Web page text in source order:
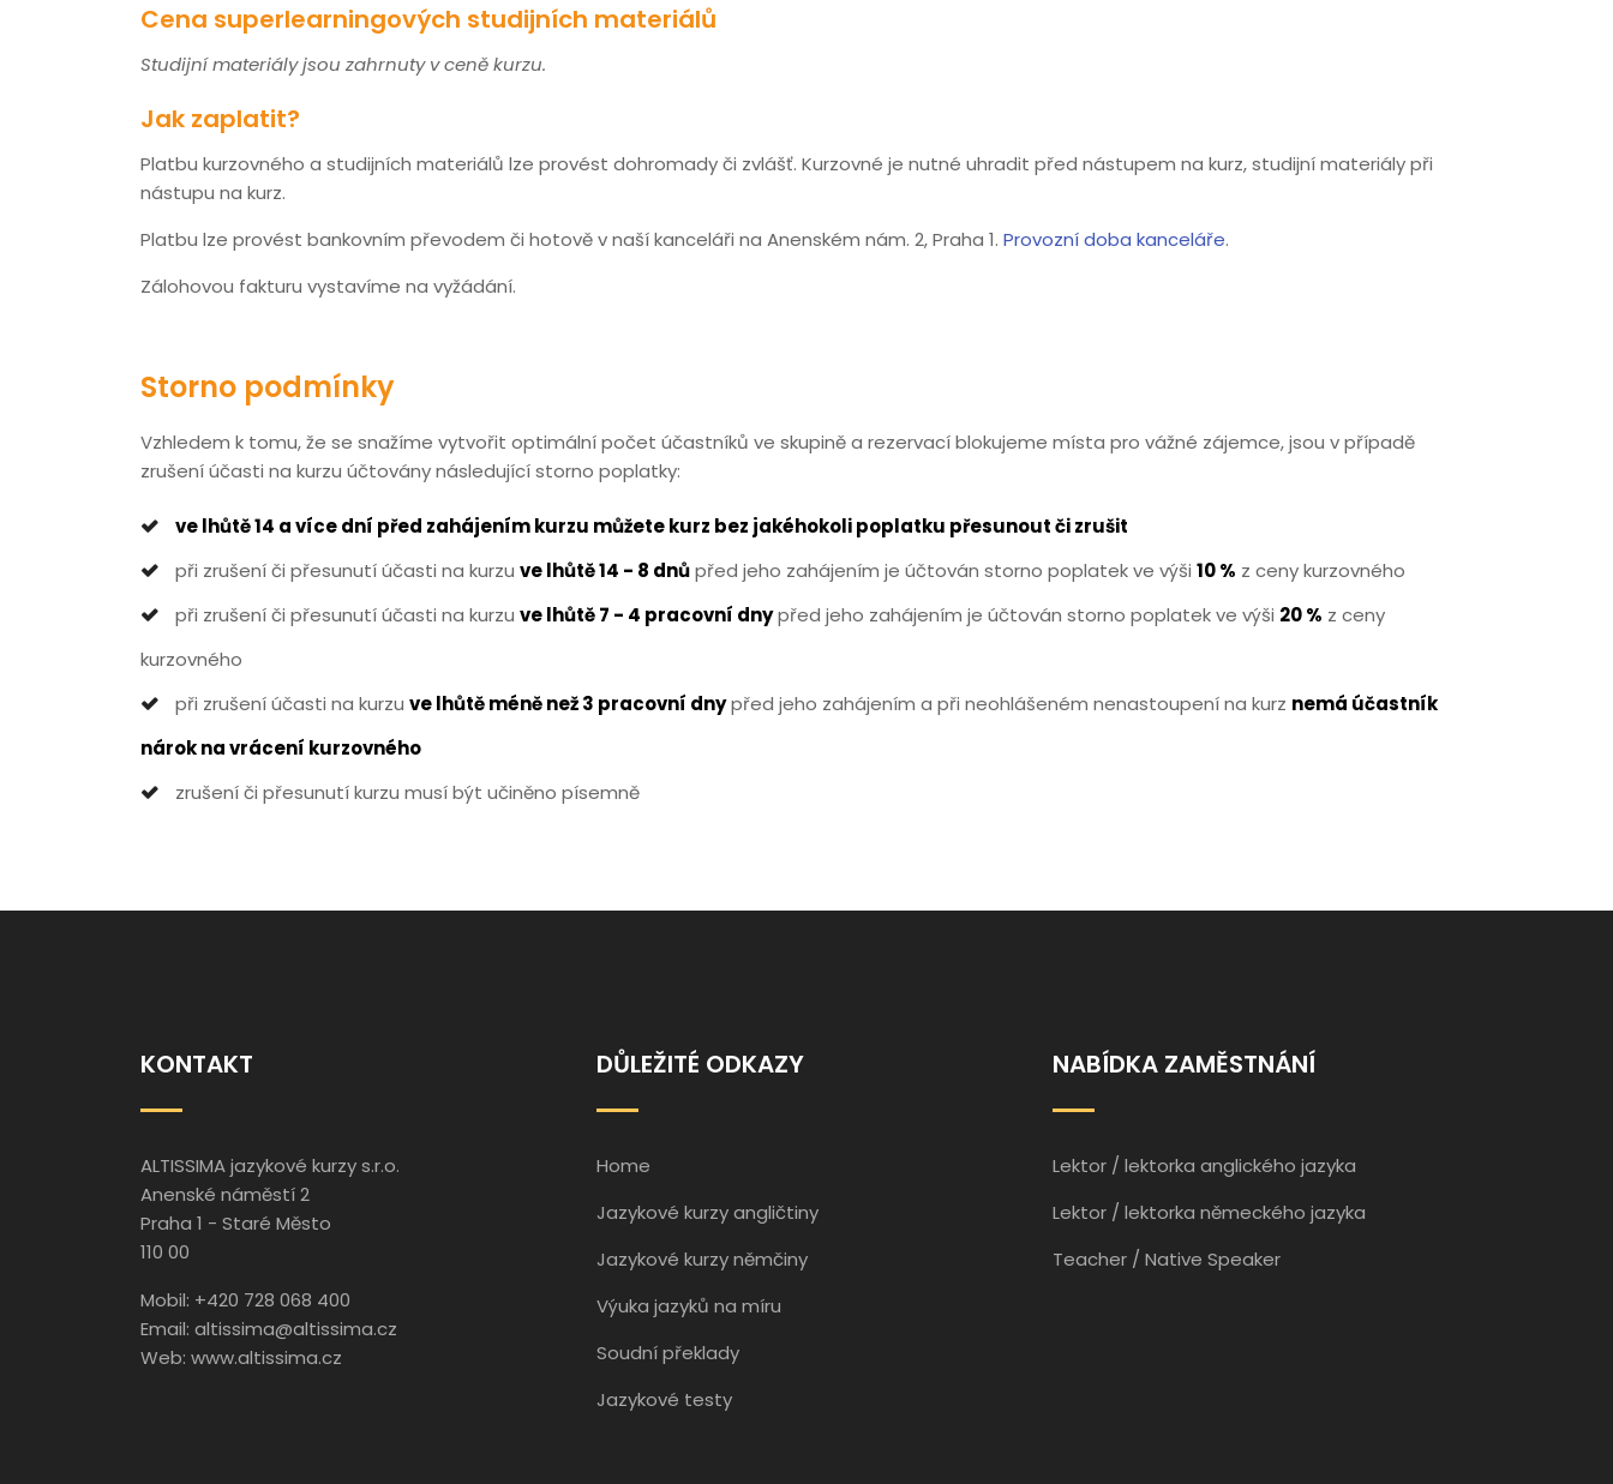
Cena superlearningových studijních materiálů
Studijní materiály jsou zahrnuty v ceně kurzu.
Jak zaplatit?
Platbu kurzovného a studijních materiálů lze provést dohromady či zvlášť. Kurzovné je nutné uhradit před nástupem na kurz, studijní materiály při
nástupu na kurz.
Platbu lze provést bankovním převodem či hotově v naší kanceláři na Anenském nám. 2, Praha 1. Provozní doba kanceláře.
Zálohovou fakturu vystavíme na vyžádání.
Storno podmínky
Vzhledem k tomu, že se snažíme vytvořit optimální počet účastníků ve skupině a rezervací blokujeme místa pro vážné zájemce, jsou v případě
zrušení účasti na kurzu účtovány následující storno poplatky:
ve lhůtě 14 a více dní před zahájením kurzu můžete kurz bez jakéhokoli poplatku přesunout či zrušit
při zrušení či přesunutí účasti na kurzu ve lhůtě 14 - 8 dnůpřed jeho zahájením je účtován storno poplatek ve výši 10 % z ceny kurzovného
při zrušení či přesunutí účasti na kurzu ve lhůtě 7 - 4 pracovní dnypřed jeho zahájením je účtován storno poplatek ve výši 20 % z ceny
kurzovného
při zrušení účasti na kurzu ve lhůtě méně než 3 pracovní dnypřed jeho zahájením a při neohlášeném nenastoupení na kurz nemá účastník
nárok na vrácení kurzovného
zrušení či přesunutí kurzu musí být učiněno písemně
KONTAKT
ALTISSIMA jazykové kurzy s.r.o.
Anenské náměstí 2
Praha 1 - Staré Město
110 00
Mobil: +420 728 068 400
Email: altissima@altissima.cz
Web: www.altissima.cz
DŮLEŽITÉ ODKAZY
Home
Jazykové kurzy angličtiny
Jazykové kurzy němčiny
Výuka jazyků na míru
Soudní překlady
Jazykové testy
NABÍDKA ZAMĚSTNÁNÍ
Lektor / lektorka anglického jazyka
Lektor / lektorka německého jazyka
Teacher / Native Speaker